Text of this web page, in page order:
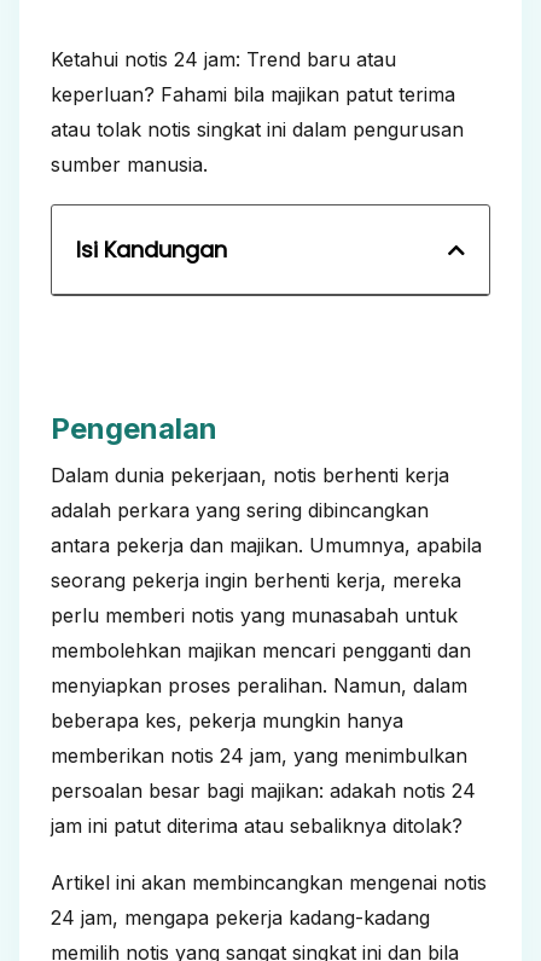
Ketahui notis 24 jam: Trend baru atau
keperluan? Fahami bila majikan patut terima
atau tolak notis singkat ini dalam pengurusan
sumber manusia.
Isi Kandungan
Pengenalan
Dalam dunia pekerjaan, notis berhenti kerja
adalah perkara yang sering dibincangkan
antara pekerja dan majikan. Umumnya, apabila
seorang pekerja ingin berhenti kerja, mereka
perlu memberi notis yang munasabah untuk
membolehkan majikan mencari pengganti dan
menyiapkan proses peralihan. Namun, dalam
beberapa kes, pekerja mungkin hanya
memberikan notis 24 jam, yang menimbulkan
persoalan besar bagi majikan: adakah notis 24
jam ini patut diterima atau sebaliknya ditolak?
Artikel ini akan membincangkan mengenai notis
24 jam, mengapa pekerja kadang-kadang
memilih notis yang sangat singkat ini dan bila